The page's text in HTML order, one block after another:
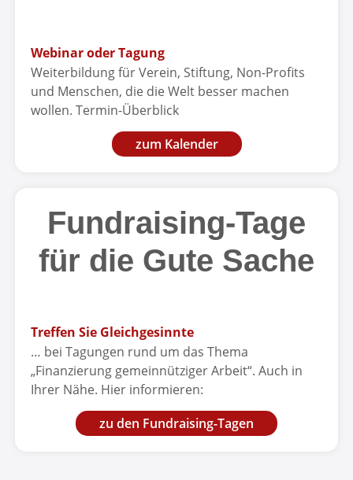
Webinar oder Tagung
Weiterbildung für Verein, Stiftung, Non-Profits
und Menschen, die die Welt besser machen
wollen. Termin-Überblick
zum Kalender
Fundraising-Tage
für die Gute Sache
Treffen Sie Gleichgesinnte
… bei Tagungen rund um das Thema
„Finanzierung gemeinnütziger Arbeit“. Auch in
Ihrer Nähe. Hier informieren:
zu den Fundraising-Tagen